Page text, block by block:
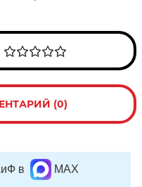
(0)
в MAX